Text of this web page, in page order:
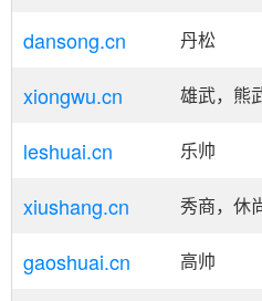
dansong.cn 丹松
xiongwu.cn 雄武，熊
leshuai.cn 乐帅
xiushang.cn 秀商，休
gaoshuai.cn 高帅